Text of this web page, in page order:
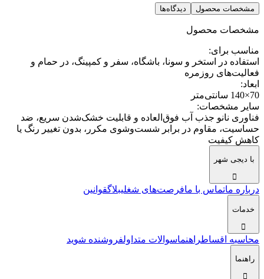
مشخصات محصول دیدگاه‌ها
مشخصات محصول
مناسب برای:
استفاده در استخر و سونا، باشگاه، سفر و کمپینگ، در حمام و
فعالیت‌های روزمره
ابعاد:
70×140 سانتی‌متر
سایر مشخصات:
فناوری نانو جذب آب فوق‌العاده و قابلیت خشک‌شدن سریع، ضد
حساسیت، مقاوم در برابر شست‌وشوی مکرر، بدون تغییر رنگ یا
کاهش کیفیت
با دیجی شهر
درباره ماتماس با مافرصت‌های شغلیبلاگقوانین
خدمات
محاسبه اقساطراهنماسوالات متداولفروشنده شوید
راهنما